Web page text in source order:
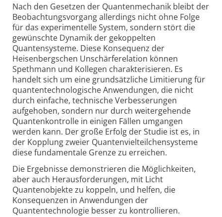
Nach den Gesetzen der Quantenmechanik bleibt der
Beobachtungs­vorgang allerdings nicht ohne Folge
für das experimentelle System, sondern stört die
gewünschte Dynamik der gekoppelten
Quantensysteme. Diese Konsequenz der
Heisenbergschen Unschärfer­elation können
Spethmann und Kollegen charakterisieren. Es
handelt sich um eine grundsätzliche Limitierung für
quanten­technologische Anwendungen, die nicht
durch einfache, technische Verbesserungen
aufgehoben, sondern nur durch weitergehende
Quanten­kontrolle in einigen Fällen umgangen
werden kann. Der große Erfolg der Studie ist es, in
der Kopplung zweier Quanten­vielteilchen­systeme
diese fundamentale Grenze zu erreichen.
Die Ergebnisse demonstrieren die Möglichkeiten,
aber auch Herausforderungen, mit Licht
Quantenobjekte zu koppeln, und helfen, die
Konsequenzen in Anwendungen der
Quantentechnologie besser zu kontrollieren.